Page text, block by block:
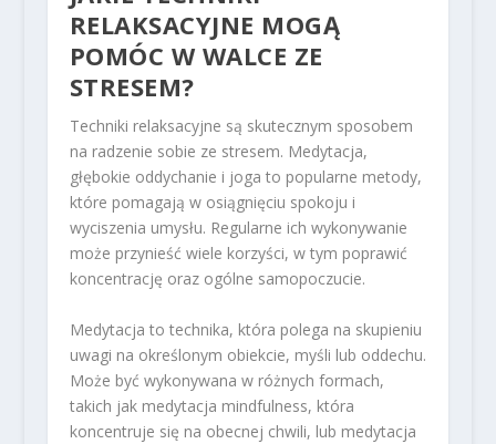
RELAKSACYJNE MOGĄ
POMÓC W WALCE ZE
STRESEM?
Techniki relaksacyjne są skutecznym sposobem
na radzenie sobie ze stresem. Medytacja,
głębokie oddychanie i joga to popularne metody,
które pomagają w osiągnięciu spokoju i
wyciszenia umysłu. Regularne ich wykonywanie
może przynieść wiele korzyści, w tym poprawić
koncentrację oraz ogólne samopoczucie.
Medytacja to technika, która polega na skupieniu
uwagi na określonym obiekcie, myśli lub oddechu.
Może być wykonywana w różnych formach,
takich jak medytacja mindfulness, która
koncentruje się na obecnej chwili, lub medytacja